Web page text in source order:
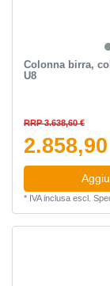
Colonna birra,
U8
RRP 3.638,60 €
* IVA inclusaescl.